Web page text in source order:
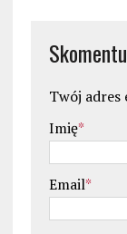
Twój adres
Imię*
Email*